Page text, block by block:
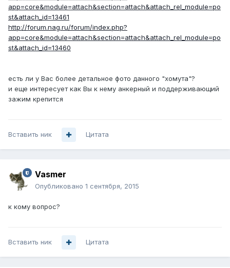
app=core&module=attach&section=attach&attach_rel_module=po
st&attach_id=13461
http://forum.nag.ru/forum/index.php?
app=core&module=attach&section=attach&attach_rel_module=po
st&attach_id=13460
есть ли у Вас более детальное фото данного "хомута"?
и еще интересует как Вы к нему анкерный и поддерживающий
зажим крепится
Вставить ник Цитата
Vasmer
Опубликовано 1 сентября, 2015
к кому вопрос?
Вставить ник Цитата